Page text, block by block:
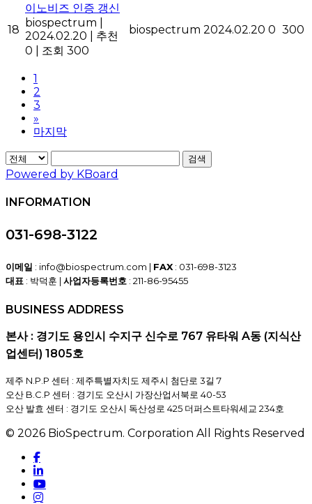
18
이노비즈 인증 갱신
biospectrum
2024.02.20
추천
0
조회 300
biospectrum 2024.02.20 0 300
1
2
3
»
마지막
검색
Powered by KBoard
INFORMATION
031-698-3122
이메일 : info@biospectrum.com | FAX: 031-698-3123
대표 : 박덕훈 | 사업자등록번호 : 211-86-95455
BUSINESS ADDRESS
본사 : 경기도 용인시 수지구 신수로 767 유타워 A동 (지식산
업센터) 1805호
제주 N.P.P 센터 : 제주특별자치도 제주시 첨단로 3길 7
오산 B.C.P 센터 : 경기도 오산시 가장산업서북로 40-53
오산 발효 센터 : 경기도 오산시 독산성로 425 더퍼스트타워세교 234호
© 2026 BioSpectrum. Corporation All Rights Reserved
facebook
linkedin
youtube
instagram